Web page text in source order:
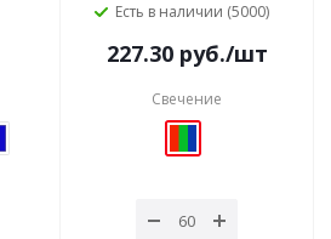
Есть в наличии (5000)
227.30руб./шт
Свечение